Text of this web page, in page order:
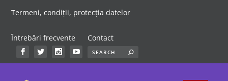
Termeni, condiții, protecția datelor
Întrebări frecvente Contact